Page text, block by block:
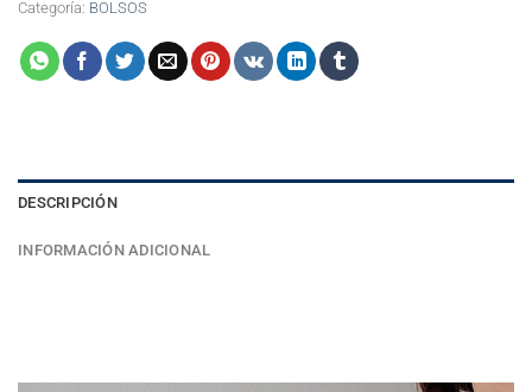
Categoría: BOLSOS
DESCRIPCIÓN
INFORMACIÓN ADICIONAL